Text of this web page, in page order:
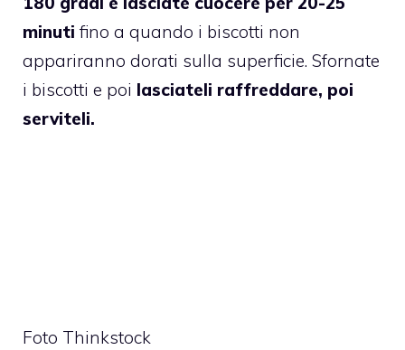
minuti fino a quando i biscotti non
appariranno dorati sulla superficie. Sfornate
i biscotti e poi lasciateli raffreddare, poi
serviteli.
Foto Thinkstock